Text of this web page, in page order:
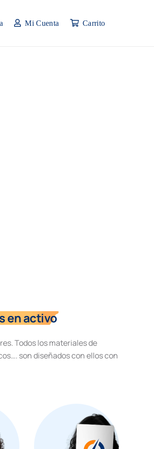
Mi Cuenta Carrito
en activo
Todos los materiales de
son diseñados con ellos con